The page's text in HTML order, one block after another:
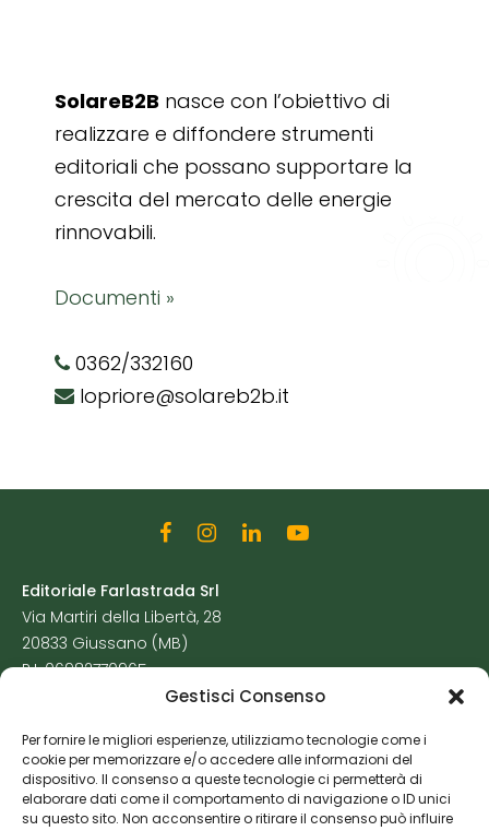
Gestisci Consenso
Per fornire le migliori esperienze, utilizziamo tecnologie come i
cookie per memorizzare e/o accedere alle informazioni del
dispositivo. Il consenso a queste tecnologie ci permetterà di
elaborare dati come il comportamento di navigazione o ID unici
su questo sito. Non acconsentire o ritirare il consenso può influire
SolareB2B nasce con l’obiettivo di
realizzare e diffondere strumenti
editoriali che possano supportare la
crescita del mercato delle energie
rinnovabili.
Documenti »
0362/332160
lopriore@solareb2b.it
Editoriale Farlastrada Srl
Via Martiri della Libertà, 28
20833 Giussano (MB)
P.I. 06982770965
Cookie Policy
Risorse Aggiuntive